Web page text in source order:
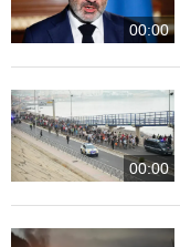
00:00
00:00